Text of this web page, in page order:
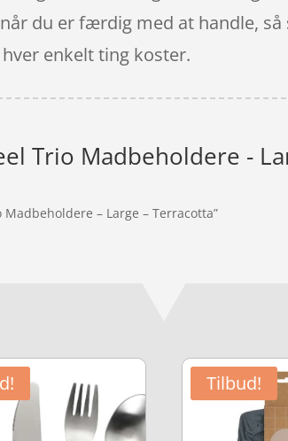
du er færdig med at handle,
enkelt ting koster.
Trio Madbeholdere -
– Large – Terracotta”
Tilbud!